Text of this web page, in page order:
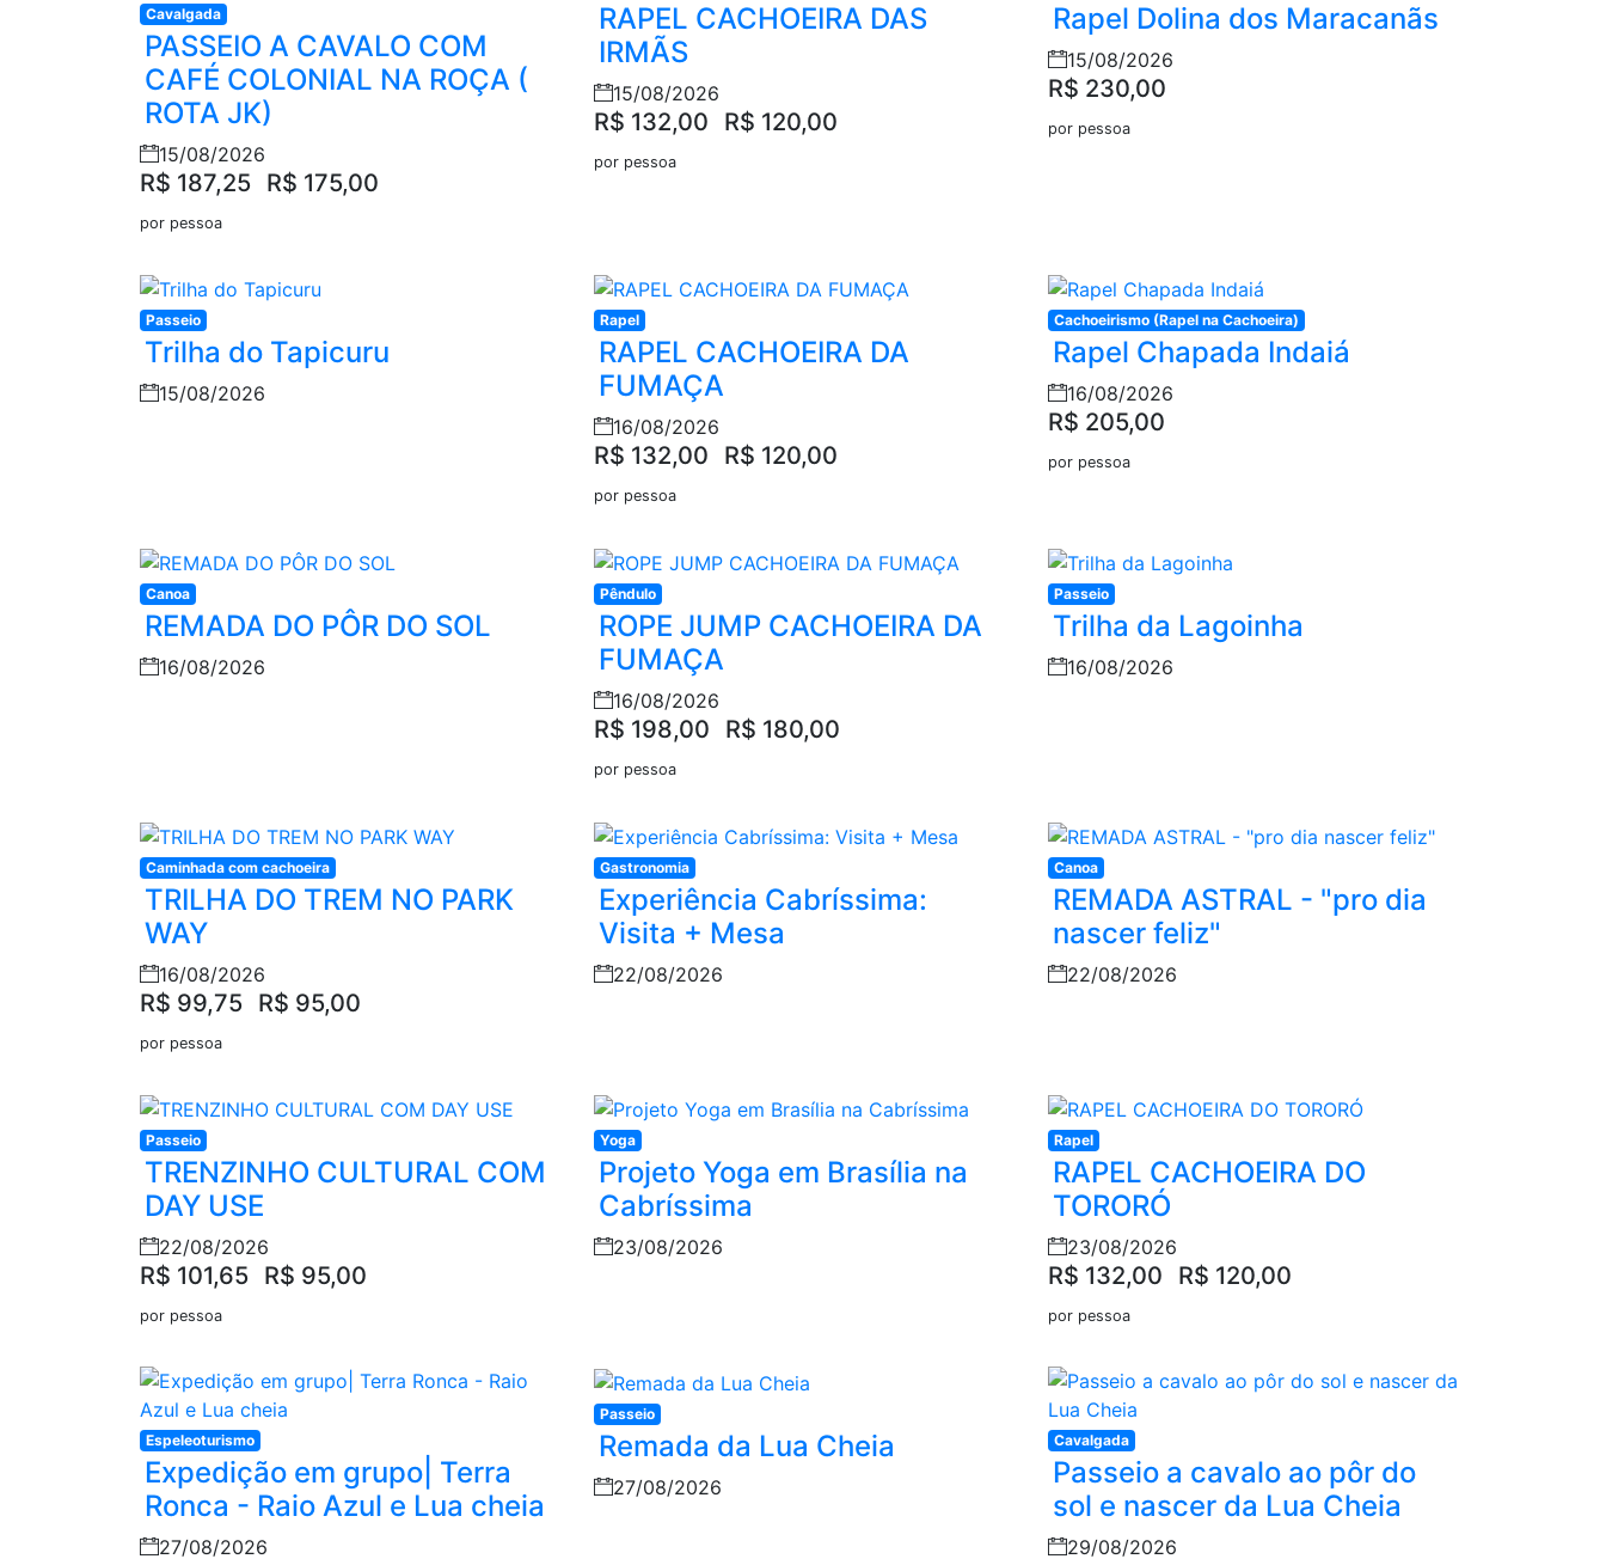
Cavalgada
PASSEIO A CAVALO COM
CAFÉ COLONIAL NA ROÇA (
ROTA JK)
15/08/2026
R$ 187,25 R$ 175,00
por pessoa
RAPEL CACHOEIRA DAS
IRMÃS
15/08/2026
R$ 132,00 R$ 120,00
por pessoa
Rapel Dolina dos Maracanãs
15/08/2026
R$ 230,00
por pessoa
Passeio
Trilha do Tapicuru
15/08/2026
Rapel
RAPEL CACHOEIRA DA
FUMAÇA
16/08/2026
R$ 132,00 R$ 120,00
por pessoa
Cachoeirismo (Rapel na Cachoeira)
Rapel Chapada Indaiá
16/08/2026
R$ 205,00
por pessoa
Canoa
REMADA DO PÔR DO SOL
16/08/2026
Pêndulo
ROPE JUMP CACHOEIRA DA
FUMAÇA
16/08/2026
R$ 198,00 R$ 180,00
por pessoa
Passeio
Trilha da Lagoinha
16/08/2026
Caminhada com cachoeira
TRILHA DO TREM NO PARK
WAY
16/08/2026
R$ 99,75 R$ 95,00
por pessoa
Gastronomia
Experiência Cabríssima:
Visita + Mesa
22/08/2026
Canoa
REMADA ASTRAL - "pro dia
nascer feliz"
22/08/2026
Passeio
TRENZINHO CULTURAL COM
DAY USE
22/08/2026
R$ 101,65 R$ 95,00
por pessoa
Yoga
Projeto Yoga em Brasília na
Cabríssima
23/08/2026
Rapel
RAPEL CACHOEIRA DO
TORORÓ
23/08/2026
R$ 132,00 R$ 120,00
por pessoa
Espeleoturismo
Expedição em grupo| Terra
Ronca - Raio Azul e Lua cheia
27/08/2026
Passeio
Remada da Lua Cheia
27/08/2026
Cavalgada
Passeio a cavalo ao pôr do
sol e nascer da Lua Cheia
29/08/2026